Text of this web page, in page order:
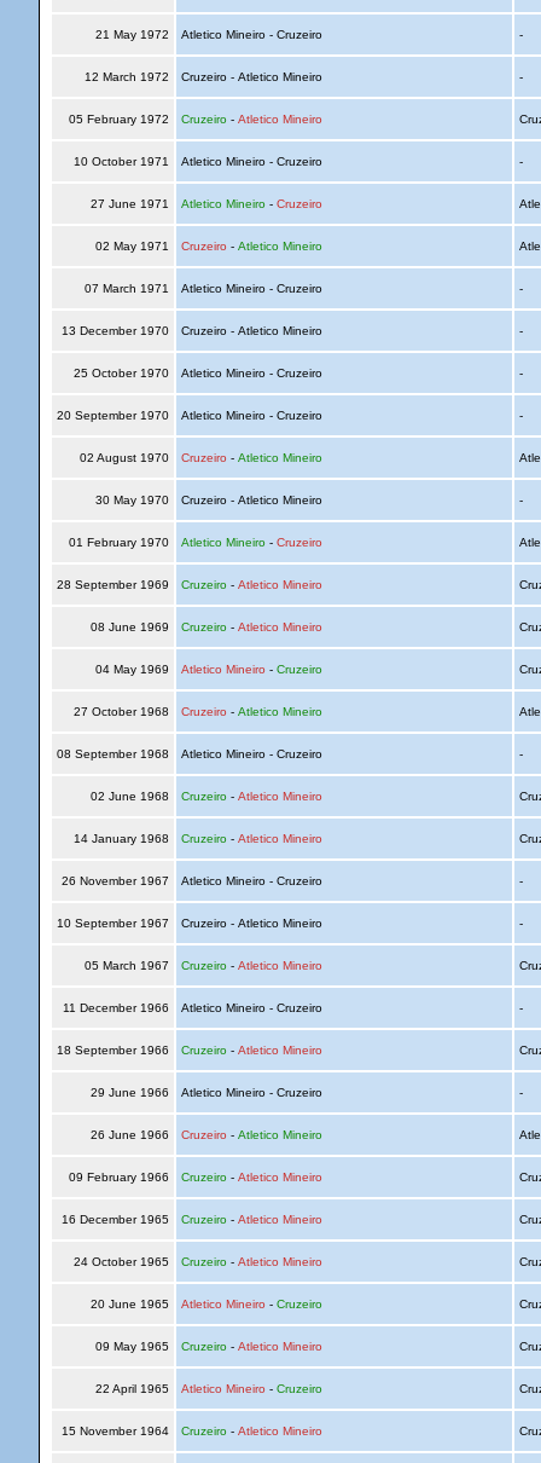
21 May 1972 Atletico Mineiro - Cruzeiro -
12 March 1972 Cruzeiro - Atletico Mineiro -
05 February 1972 Cruzeiro- Atletico Mineiro
10 October 1971 Atletico Mineiro - Cruzeiro -
27 June 1971 Atletico Mineiro- Cruzeiro
02 May 1971 Cruzeiro - Atletico Mineiro
07 March 1971 Atletico Mineiro - Cruzeiro -
13 December 1970 Cruzeiro - Atletico Mineiro -
25 October 1970 Atletico Mineiro - Cruzeiro -
20 September 1970 Atletico Mineiro - Cruzeiro -
02 August 1970 Cruzeiro - Atletico Mineiro
30 May 1970 Cruzeiro - Atletico Mineiro -
01 February 1970 Atletico Mineiro- Cruzeiro
28 September 1969 Cruzeiro- Atletico Mineiro
08 June 1969 Cruzeiro- Atletico Mineiro
04 May 1969 Atletico Mineiro - Cruzeiro
27 October 1968 Cruzeiro - Atletico Mineiro
08 September 1968 Atletico Mineiro - Cruzeiro -
02 June 1968 Cruzeiro- Atletico Mineiro
14 January 1968 Cruzeiro- Atletico Mineiro
26 November 1967 Atletico Mineiro - Cruzeiro -
10 September 1967 Cruzeiro - Atletico Mineiro -
05 March 1967 Cruzeiro- Atletico Mineiro
11 December 1966 Atletico Mineiro - Cruzeiro -
18 September 1966 Cruzeiro- Atletico Mineiro
29 June 1966 Atletico Mineiro - Cruzeiro -
26 June 1966 Cruzeiro - Atletico Mineiro
09 February 1966 Cruzeiro- Atletico Mineiro
16 December 1965 Cruzeiro- Atletico Mineiro
24 October 1965 Cruzeiro- Atletico Mineiro
20 June 1965 Atletico Mineiro - Cruzeiro
09 May 1965 Cruzeiro- Atletico Mineiro
22 April 1965 Atletico Mineiro - Cruzeiro
15 November 1964 Cruzeiro- Atletico Mineiro